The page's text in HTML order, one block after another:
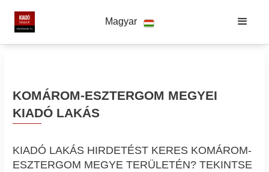
Magyar
KOMÁROM-ESZTERGOM MEGYEI
KIADÓ LAKÁS
KIADÓ LAKÁS HIRDETÉST KERES KOMÁROM-
ESZTERGOM MEGYE TERÜLETÉN? TEKINTSE